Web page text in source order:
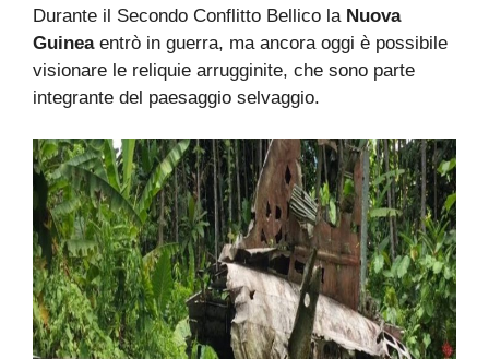
Durante il Secondo Conflitto Bellico la Nuova
Guineaentrò in guerra, ma ancora oggi è possibile
visionare le reliquie arrugginite, che sono parte
integrante del paesaggio selvaggio.